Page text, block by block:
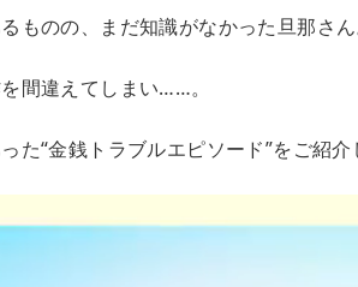
ものの、まだ知識がなかった旦那さん
間違えてしまい……。
た“金銭トラブルエピソード”をご紹介